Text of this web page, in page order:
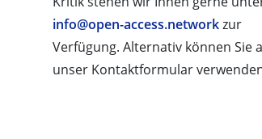
info@open-access.networkzur
Verfügung. Alternativ können Sie
unser Kontaktformular